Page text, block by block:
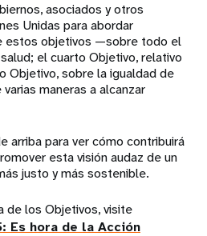
asociados y otros
Unidas para abordar
estos objetivos —sobre todo el
el cuarto Objetivo, relativo
Objetivo, sobre la igualdad de
maneras a alcanzar
arriba para ver cómo contribuirá
esta visión audaz de un
justo y más sostenible.
de los Objetivos, visite
Es hora de la Acción